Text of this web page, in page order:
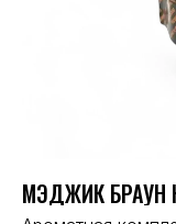
МЭДЖИК БРАУН